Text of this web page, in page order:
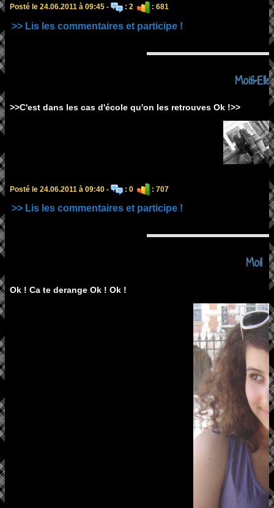
Posté le 24.06.2011 à 09:45 - : 2 : 681
>> Lis les commentaires et participe !
Moi&Elle!
>>C'est dans les cas d'école qu'on les retrouves Ok !>>
Posté le 24.06.2011 à 09:40 - : 0 : 707
>> Lis les commentaires et participe !
Moi!
Ok ! Ca te derange Ok ! Ok !